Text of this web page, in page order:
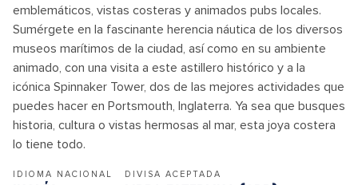
emblemáticos, vistas costeras y animados pubs locales.
Sumérgete en la fascinante herencia náutica de los diversos
museos marítimos de la ciudad, así como en su ambiente
animado, con una visita a este astillero histórico y a la
icónica Spinnaker Tower, dos de las mejores actividades que
puedes hacer en Portsmouth, Inglaterra. Ya sea que busques
historia, cultura o vistas hermosas al mar, esta joya costera
lo tiene todo.
IDIOMA NACIONAL DIVISA ACEPTADA